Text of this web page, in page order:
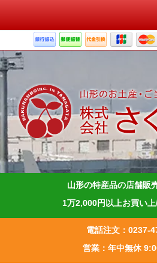
山形の特産品の店舗販
1万2,000円以上お買い
電話注文：0237-
営業：年中無休